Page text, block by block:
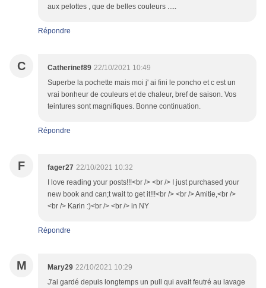
aux pelottes , que de belles couleurs .....
Répondre
C Catherinef89 22/10/2021 10:49
Superbe la pochette mais moi j' ai fini le poncho et c est un
vrai bonheur de couleurs et de chaleur, bref de saison. Vos
teintures sont magnifiques. Bonne continuation.
Répondre
F fager27 22/10/2021 10:32
I love reading your posts!!!<br /> <br /> I just purchased your
new book and can;t wait to get it!!!<br /> <br /> Amitie,<br />
<br /> Karin :)<br /> <br /> in NY
Répondre
M Mary29 22/10/2021 10:29
J'ai gardé depuis longtemps un pull qui avait feutré au lavage